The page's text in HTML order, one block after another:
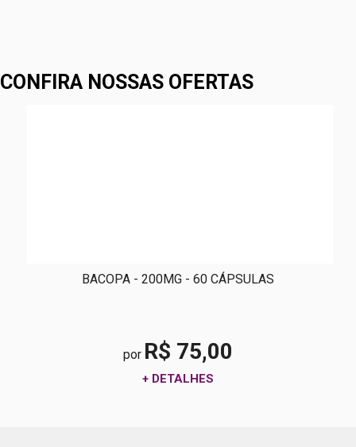
CONFIRA NOSSAS OFERTAS
BACOPA - 200MG - 60 CÁPSULAS
por R$ 75,00
+ DETALHES